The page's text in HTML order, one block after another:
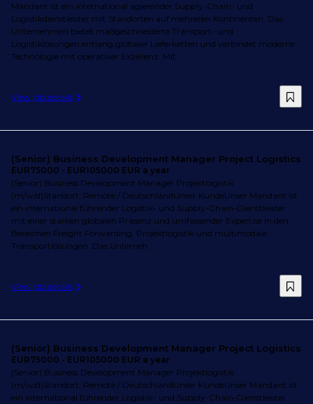
Mandant ist ein international agierender Supply-Chain- und
Logistikdienstleister mit Standorten auf mehreren Kontinenten. Das
Unternehmen bietet maßgeschneiderte Transport- und
Logistiklösungen entlang globaler Lieferketten und verbindet moderne
Technologie mit operativer Exzellenz. Mit...
View job details
(Senior) Business Development Manager Project Logistics
EUR75000 - EUR105000 EUR a year
(Senior) Business Development Manager Projektlogistik
(m/w/d)Standort: Remote / DeutschlandUnser KundeUnser Mandant ist
ein international führender Logistik- und Supply-Chain-Dienstleister
mit einer starken globalen Präsenz und umfassender Expertise in den
Bereichen Freight Forwarding, Projektlogistik und multimodale
Transportlösungen. Das Unterneh...
View job details
(Senior) Business Development Manager Project Logistics
EUR75000 - EUR105000 EUR a year
(Senior) Business Development Manager Projektlogistik
(m/w/d)Standort: Remote / DeutschlandUnser KundeUnser Mandant ist
ein international führender Logistik- und Supply-Chain-Dienstleister